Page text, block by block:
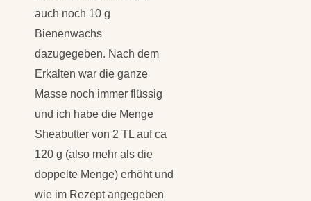
auch noch 10 g
Bienenwachs
dazugegeben. Nach dem
Erkalten war die ganze
Masse noch immer flüssig
und ich habe die Menge
Sheabutter von 2 TL auf ca
120 g (also mehr als die
doppelte Menge) erhöht und
wie im Rezept angegeben